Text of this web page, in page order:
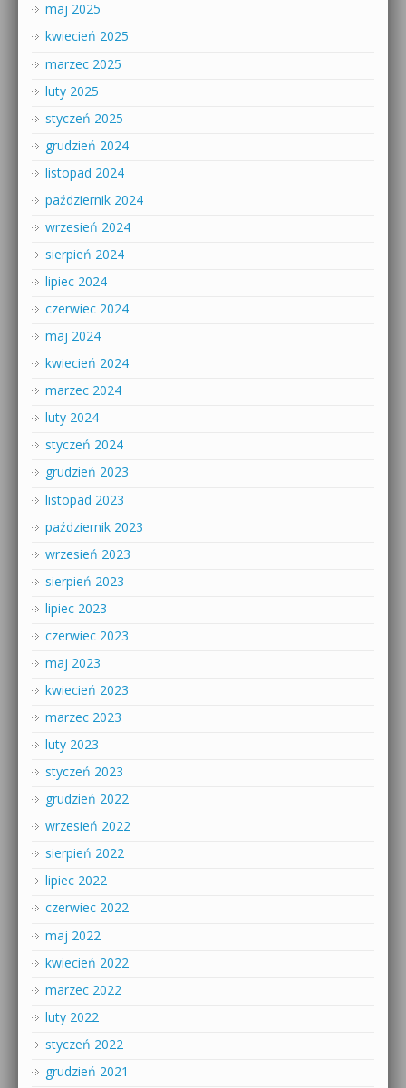
maj 2025
kwiecień 2025
marzec 2025
luty 2025
styczeń 2025
grudzień 2024
listopad 2024
październik 2024
wrzesień 2024
sierpień 2024
lipiec 2024
czerwiec 2024
maj 2024
kwiecień 2024
marzec 2024
luty 2024
styczeń 2024
grudzień 2023
listopad 2023
październik 2023
wrzesień 2023
sierpień 2023
lipiec 2023
czerwiec 2023
maj 2023
kwiecień 2023
marzec 2023
luty 2023
styczeń 2023
grudzień 2022
wrzesień 2022
sierpień 2022
lipiec 2022
czerwiec 2022
maj 2022
kwiecień 2022
marzec 2022
luty 2022
styczeń 2022
grudzień 2021